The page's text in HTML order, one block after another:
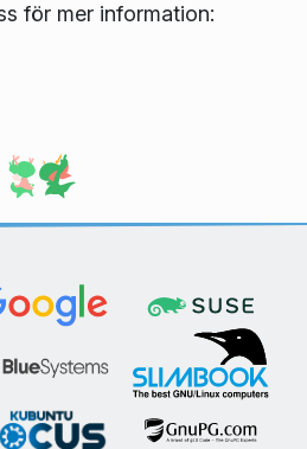
för mer information: